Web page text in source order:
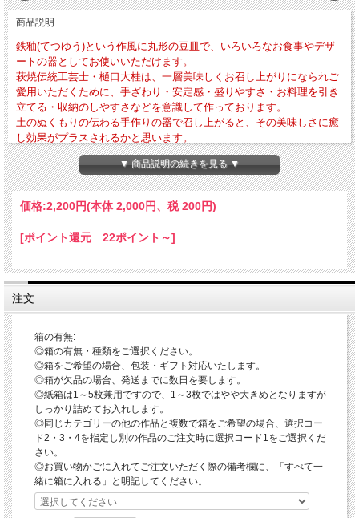
商品説明
鉄釉(てつゆう)という作風に丸形の豆皿で、いろいろなお食事やデザ
ートの器としてお使いいただけます。
萩焼伝統工芸士・樋口大桂は、一層美味しくお召し上がりになられご
愛用いただくために、手ざわり・安定感・盛りやすさ・お料理を引き
立てる・収納のしやすさなどを意識して作っております。
土のぬくもりの伝わる手作りの器で召し上がると、その美味しさに癒
し効果がプラスされるかと思います。
・外寸法-径約67mm × 高さ約18mm・作品重量-約43g
・電子レンジ・食器洗浄乾燥機の使用OK 直火・ガスオーブンの使用はNG
「小皿・豆皿のご利用方法について」
サイズの器を日々の暮らしのいろいろなお食事や憩いのシーンでお使いになってみ
てください。
〇豆皿-お漬物皿・お醤油皿・珍味や薬味皿など
※小さめですので単体でご使用になられる以外にも、お皿の上に置くことによって
おしゃれ感を演出することも出来ます。
〇電子レンジ・食器洗浄乾燥機の使用OK
当店では薬品によるコーティングをしておりませんので、電子レンジ・食器洗浄乾
燥機をお使いいただけます。
※電子レンジご使用の際は、レンジ使用中の吹きこぼれや火傷などされませんよう
にお取り扱いにご注意ください。
※ガスレンジ・直火は破損の原因となりますので、絶対にしないようにご注意くだ
さい。
〇冷たい料理・デザートの場合は器を冷蔵庫に入れておく
萩焼は多孔質であることから吸水性がありますので、事前に器を冷蔵庫に入れてお
きますと器自体が冷たくなり冷たいお料理を一層美味しくお召し上がりいただけま
※冷凍庫は破損の原因となりますので、絶対にしないようにご注意ください。
〇器にやさしいお取り扱い－お使いいただく前に器を水につける
※お料理を引き立てると共に、醤油などの糖分によるカビの発生を抑制します。
▼ 商品説明の続きを見る ▼
価格:2,200円(本体 2,000円、税 200円)
[ポイント還元 22ポイント～]
注文
箱の有無:
◎箱の有無・種類をご選択ください。
◎箱をご希望の場合、包装・ギフト対応いたします。
◎箱が欠品の場合、発送までに数日を要します。
◎紙箱は1～5枚兼用ですので、1～3枚ではやや大きめとなりますが
しっかり詰めてお入れします。
◎同じカテゴリーの他の作品と複数で箱をご希望の場合、選択コー
ド2・3・4を指定し別の作品のご注文時に選択コード1をご選択くだ
さい。
◎お買い物かごに入れてご注文いただく際の備考欄に、「すべて一
緒に箱に入れる」と明記してください。